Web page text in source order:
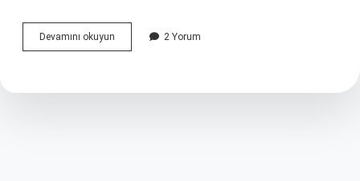
Devamını okuyun
ne
2 Yorum